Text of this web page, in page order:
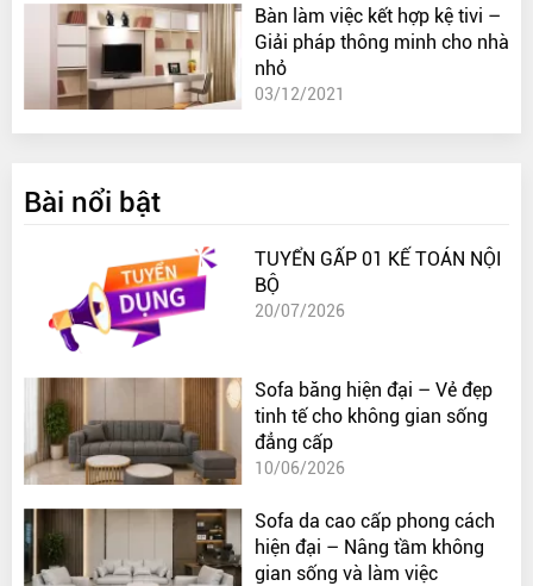
Bàn làm việc kết hợp kệ tivi –
Giải pháp thông minh cho nhà
nhỏ
03/12/2021
Bài nổi bật
TUYỂN GẤP 01 KẾ TOÁN NỘI
BỘ
20/07/2026
Sofa băng hiện đại – Vẻ đẹp
tinh tế cho không gian sống
đẳng cấp
10/06/2026
Sofa da cao cấp phong cách
hiện đại – Nâng tầm không
gian sống và làm việc